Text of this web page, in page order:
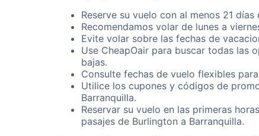
Reserve su vuelo con al menos 21
Recomendamos volar de lunes a
Evite volar sobre las fechas de
Use CheapOair para buscar todas las
bajas.
Consulte fechas de vuelo flexibles
Utilice los cupones y códigos de
Barranquilla.
Reservar su vuelo en las primeras
pasajes de Burlington a Barranquilla.